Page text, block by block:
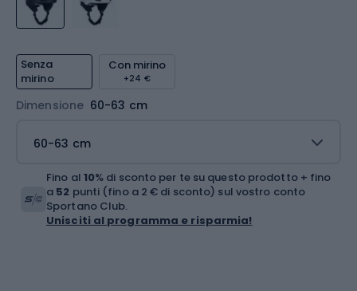
Senza
mirino
Con mirino
+24 €
Dimensione 60-63 cm
60-63 cm
Fino al 10% di sconto per te su questo prodotto + fino
a 52 punti (fino a 2 € di sconto) sul vostro conto
Sportano Club.
Unisciti al programma e risparmia!